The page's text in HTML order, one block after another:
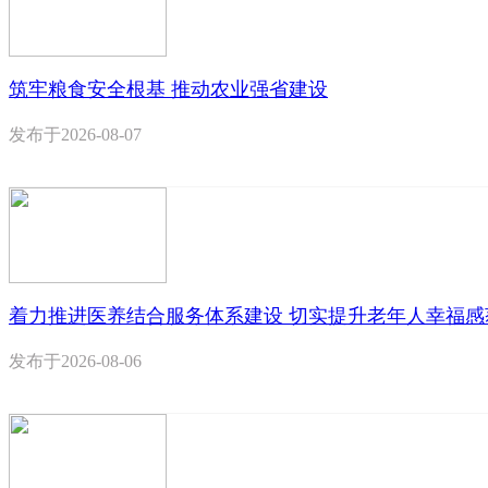
筑牢粮食安全根基 推动农业强省建设
发布于2026-08-07
着力推进医养结合服务体系建设 切实提升老年人幸福
发布于2026-08-06